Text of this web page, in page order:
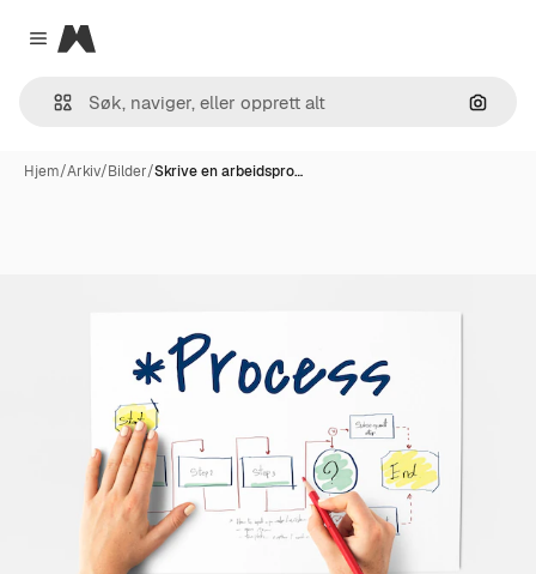
Close menu
Magnific
Søk
Hjem/Arkiv/Bilder/Skrive en arbeidspro…